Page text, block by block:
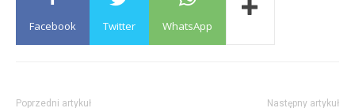
Facebook Twitter WhatsApp
Poprzedni artykuł Następny artykuł